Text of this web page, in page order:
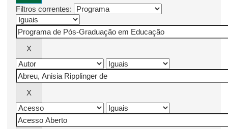
Filtros correntes: